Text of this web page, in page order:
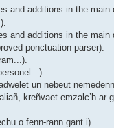
and additions in the main
and additions in the main
ponctuation parser).
un nebeut
kreñvaet emzalc’h
o fenn-rann gant i).